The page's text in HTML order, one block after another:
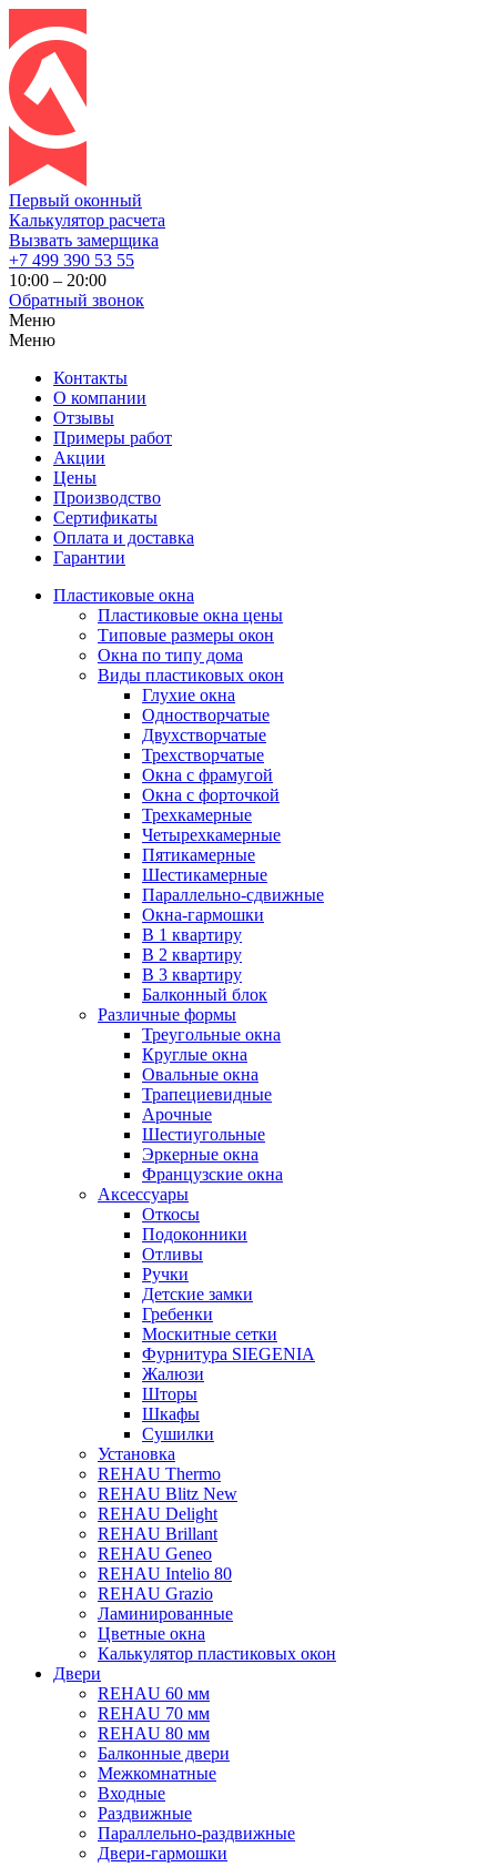
Первый оконный
Калькулятор расчета
Вызвать замерщика
+7 499 390 53 55
10:00 – 20:00
Обратный звонок
Меню
Меню
Контакты
О компании
Отзывы
Примеры работ
Акции
Цены
Производство
Сертификаты
Оплата и доставка
Гарантии
Пластиковые окна
Пластиковые окна цены
Типовые размеры окон
Окна по типу дома
Виды пластиковых окон
Глухие окна
Одностворчатые
Двухстворчатые
Трехстворчатые
Окна с фрамугой
Окна с форточкой
Трехкамерные
Четырехкамерные
Пятикамерные
Шестикамерные
Параллельно-сдвижные
Окна-гармошки
В 1 квартиру
В 2 квартиру
В 3 квартиру
Балконный блок
Различные формы
Треугольные окна
Круглые окна
Овальные окна
Трапециевидные
Арочные
Шестиугольные
Эркерные окна
Французские окна
Аксессуары
Откосы
Подоконники
Отливы
Ручки
Детские замки
Гребенки
Москитные сетки
Фурнитура SIEGENIA
Жалюзи
Шторы
Шкафы
Сушилки
Установка
REHAU Thermo
REHAU Blitz New
REHAU Delight
REHAU Brillant
REHAU Geneo
REHAU Intelio 80
REHAU Grazio
Ламинированные
Цветные окна
Калькулятор пластиковых окон
Двери
REHAU 60 мм
REHAU 70 мм
REHAU 80 мм
Балконные двери
Межкомнатные
Входные
Раздвижные
Параллельно-раздвижные
Двери-гармошки